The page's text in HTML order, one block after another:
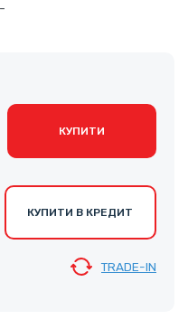
-
КУПИТИ
КУПИТИ В КРЕДИТ
TRADE-IN